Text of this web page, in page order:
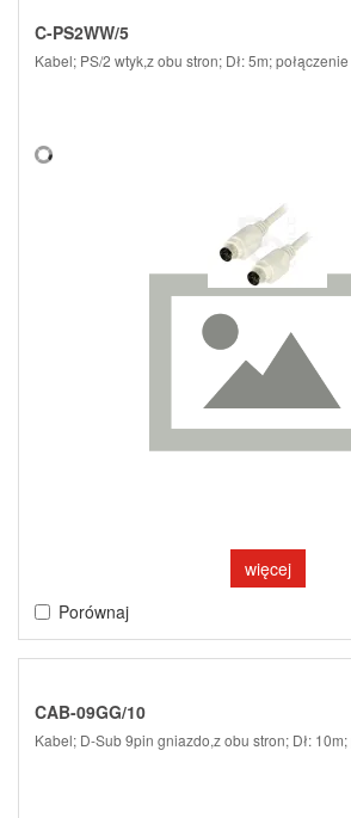
C-PS2WW/5
Kabel; PS/2 wtyk,z obu stron; Dł: 5m;
więcej
Porównaj
CAB-09GG/10
Kabel; D-Sub 9pin gniazdo,z obu stron; Dł: 10m;